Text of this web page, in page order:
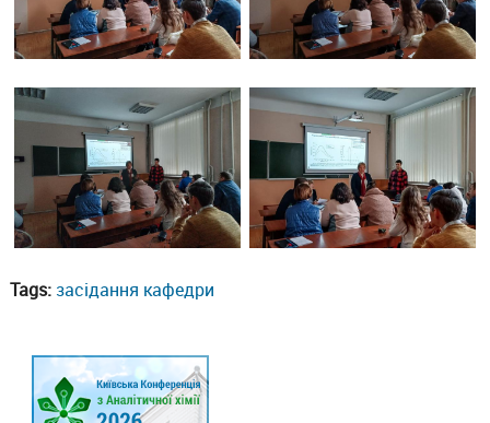
Tags: засідання кафедри